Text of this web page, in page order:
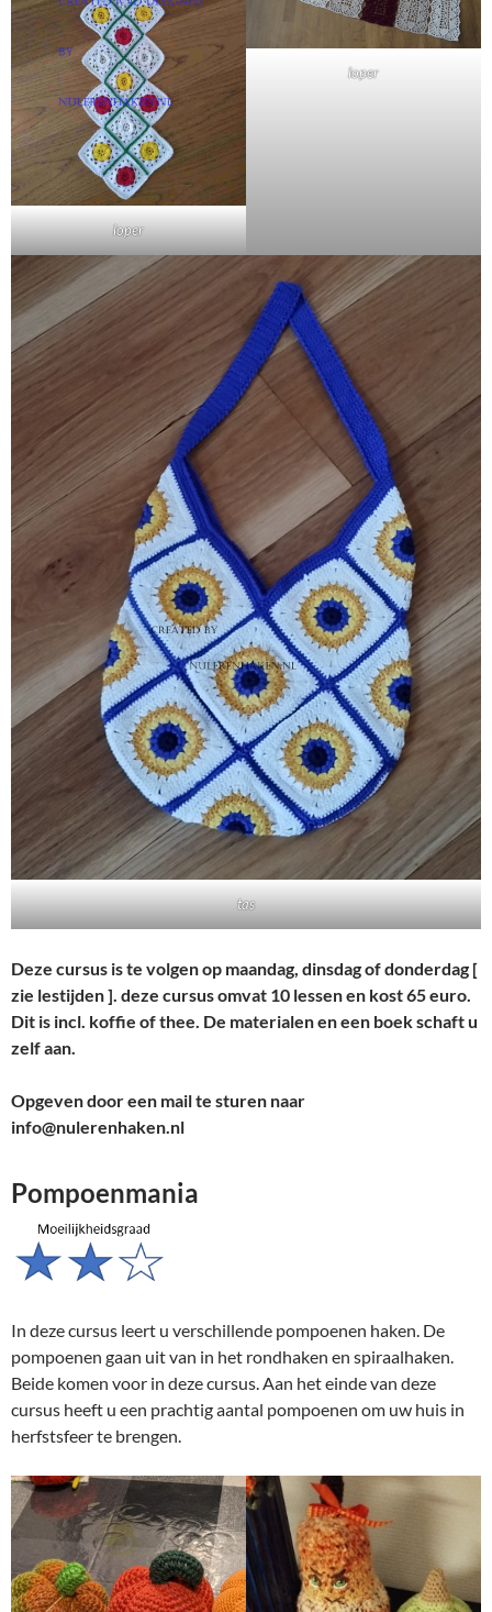
loper
loper
tas
Deze cursus is te volgen op maandag, dinsdag of donderdag [
zie lestijden ]. deze cursus omvat 10 lessen en kost 65 euro.
Dit is incl. koffie of thee. De materialen en een boek schaft u
zelf aan.
Opgeven door een mail te sturen naar
info@nulerenhaken.nl
Pompoenmania
In deze cursus leert u verschillende pompoenen haken. De
pompoenen gaan uit van in het rondhaken en spiraalhaken.
Beide komen voor in deze cursus. Aan het einde van deze
cursus heeft u een prachtig aantal pompoenen om uw huis in
herfstsfeer te brengen.